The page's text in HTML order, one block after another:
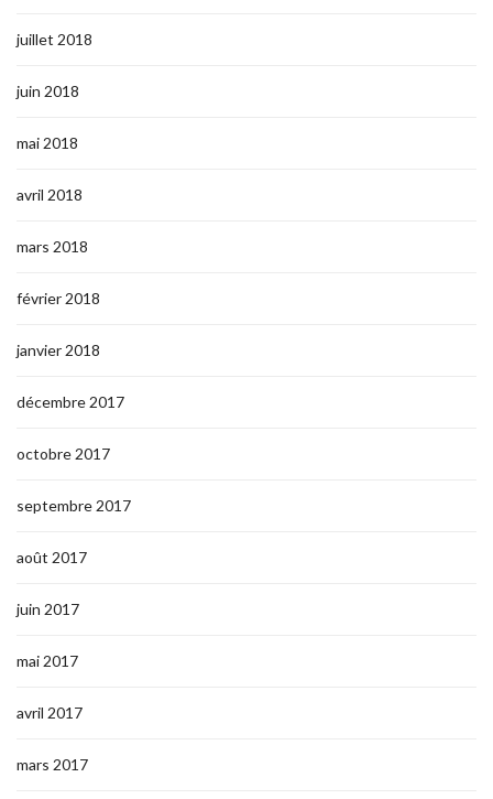
juillet 2018
juin 2018
mai 2018
avril 2018
mars 2018
février 2018
janvier 2018
décembre 2017
octobre 2017
septembre 2017
août 2017
juin 2017
mai 2017
avril 2017
mars 2017